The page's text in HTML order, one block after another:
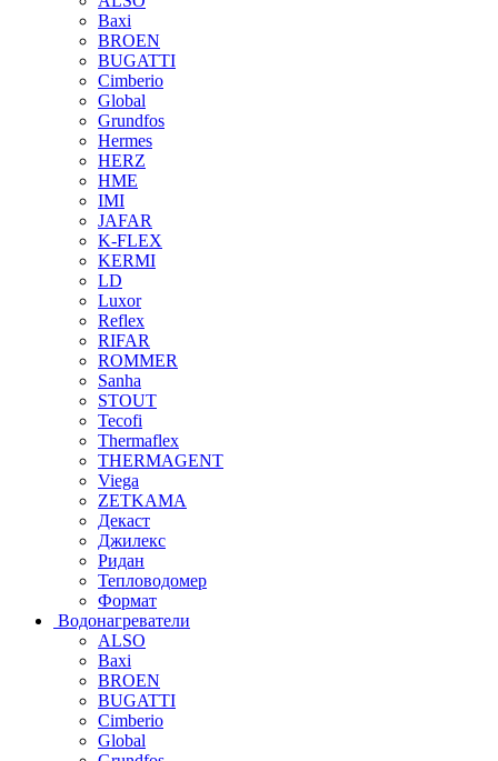
Baxi
BROEN
BUGATTI
Cimberio
Global
Grundfos
Hermes
HERZ
HME
IMI
JAFAR
K-FLEX
KERMI
LD
Luxor
Reflex
RIFAR
ROMMER
Sanha
STOUT
Tecofi
Thermaflex
THERMAGENT
Viega
ZETKAMA
Декаст
Джилекс
Ридан
Тепловодомер
Формат
Водонагреватели
ALSO
Baxi
BROEN
BUGATTI
Cimberio
Global